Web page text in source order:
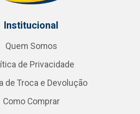
Institucional
Quem Somos
de Privacidade
de Troca e Devolução
Como Comprar